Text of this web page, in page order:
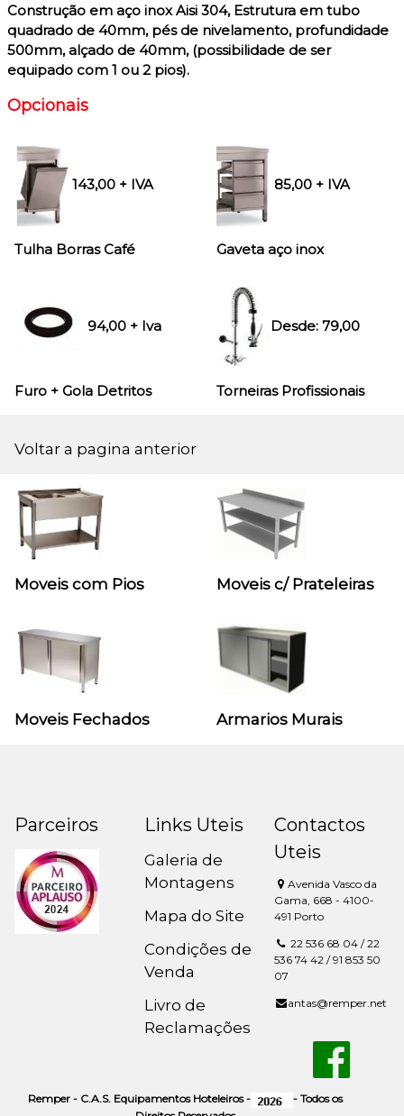
Construção em aço inox Aisi 304, Estrutura em tubo
quadrado de 40mm, pés de nivelamento, profundidade
500mm, alçado de 40mm, (possibilidade de ser
equipado com 1 ou 2 pios).
Opcionais
143,00 + IVA
Tulha Borras Café
85,00 + IVA
Gaveta aço inox
94,00 + Iva
Furo + Gola Detritos
Desde:79,00
Torneiras Profissionais
Voltar a pagina anterior
Moveis com Pios Moveis c/ Prateleiras
Moveis Fechados Armarios Murais
Parceiros Links Uteis
Galeria de
Montagens
Mapa do Site
Condições de
Venda
Livro de
Reclamações
Contactos
Uteis
Avenida Vasco da
Gama, 668 - 4100-
491 Porto
22 536 68 04 / 22
536 74 42 / 91 853 50
07
antas@remper.net
Remper - C.A.S. Equipamentos Hoteleiros -
- Todos os